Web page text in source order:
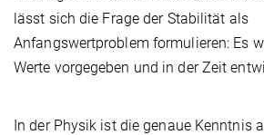
lässt sich die Frage der Stabilität als
Anfangswertproblem formulieren: Es
Werte vorgegeben und in der Zeit
In der Physik ist die genaue Kenntnis